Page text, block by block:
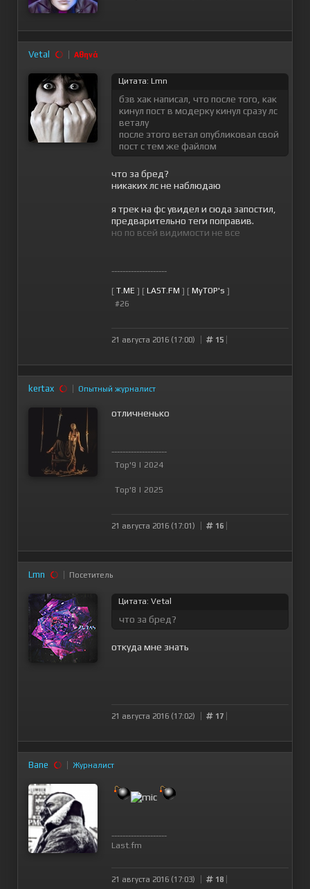
Vetal Αθηνά
Цитата: Lmn
бзв хак написал, что после того, как
кинул пост в модерку кинул сразу лс
веталу
после этого ветал опубликовал свой
пост с тем же файлом
что за бред?
никаких лс не наблюдаю
я трек на фс увидел и сюда запостил,
предварительно теги поправив.
но по всей видимости не все
--------------------
[ T.ME ] [ LAST.FM ] [ MyTOP's ]
#26
21 августа 2016 (17:00) 15
kertax Опытный журналист
отличненько
--------------------
Top'9 | 2024
Top'8 | 2025
21 августа 2016 (17:01) 16
Lmn Посетитель
Цитата: Vetal
что за бред?
откуда мне знать
21 августа 2016 (17:02) 17
Bane Журналист
--------------------
Last.fm
21 августа 2016 (17:03) 18